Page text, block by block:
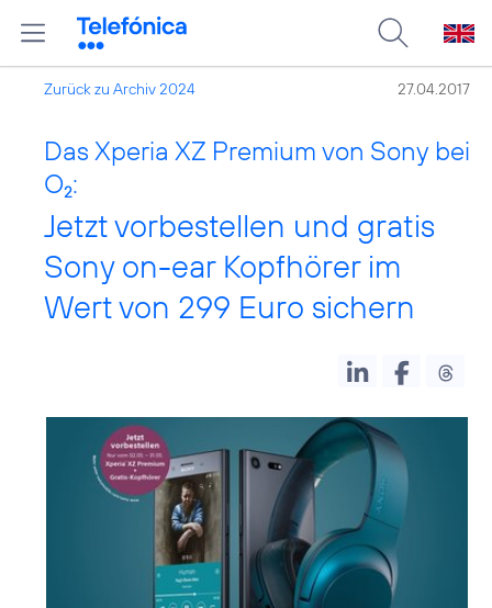
Zurück zu Archiv 2024 27.04.2017
Das Xperia XZ Premium von Sony bei
O2:
Jetzt vorbestellen und gratis
Sony on-ear Kopfhörer im
Wert von 299 Euro sichern